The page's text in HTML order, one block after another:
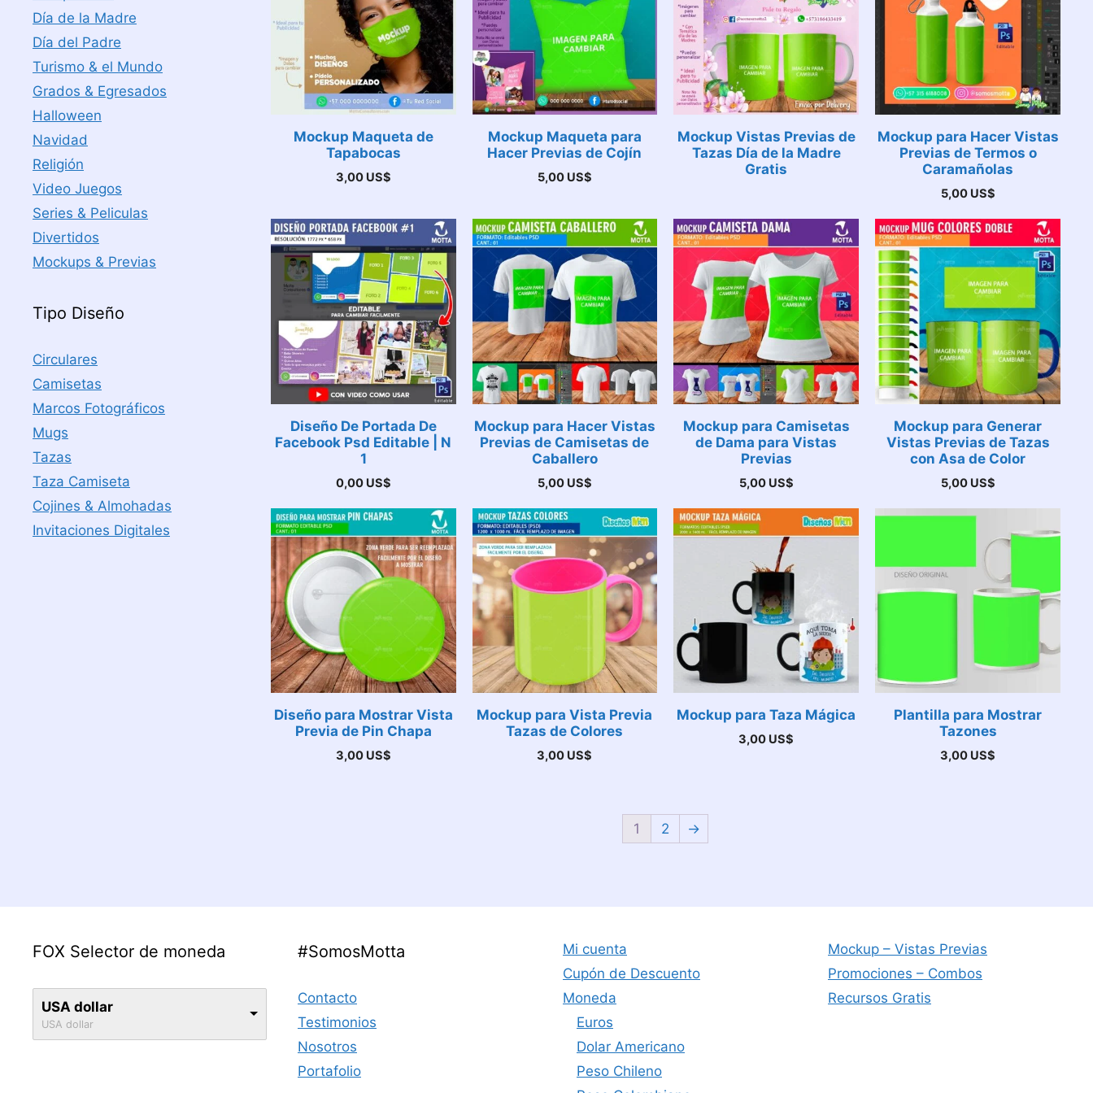
Mockup Maqueta de
Tapabocas
3,00 US$
Mockup Maqueta para
Hacer Previas de Cojín
5,00 US$
Mockup Vistas Previas de
Tazas Día de la Madre
Gratis
Mockup para Hacer Vistas
Previas de Termos o
Caramañolas
5,00 US$
Diseño De Portada De
Facebook Psd Editable | N
1
0,00 US$
Mockup para Hacer Vistas
Previas de Camisetas de
Caballero
5,00 US$
Mockup para Camisetas
de Dama para Vistas
Previas
5,00 US$
Mockup para Generar
Vistas Previas de Tazas
con Asa de Color
5,00 US$
Diseño para Mostrar Vista
Previa de Pin Chapa
3,00 US$
Mockup para Vista Previa
Tazas de Colores
3,00 US$
Mockup para Taza Mágica
3,00 US$
Plantilla para Mostrar
Tazones
3,00 US$
1 2 →
Día de la Madre
Día del Padre
Turismo & el Mundo
Grados & Egresados
Halloween
Navidad
Religión
Video Juegos
Series & Peliculas
Divertidos
Mockups & Previas
Tipo Diseño
Circulares
Camisetas
Marcos Fotográficos
Mugs
Tazas
Taza Camiseta
Cojines & Almohadas
Invitaciones Digitales
FOX Selector de moneda
USA dollar
USA dollar
#SomosMotta
Contacto
Testimonios
Nosotros
Portafolio
Mi cuenta
Cupón de Descuento
Moneda
Euros
Dolar Americano
Peso Chileno
Mockup – Vistas Previas
Promociones – Combos
Recursos Gratis